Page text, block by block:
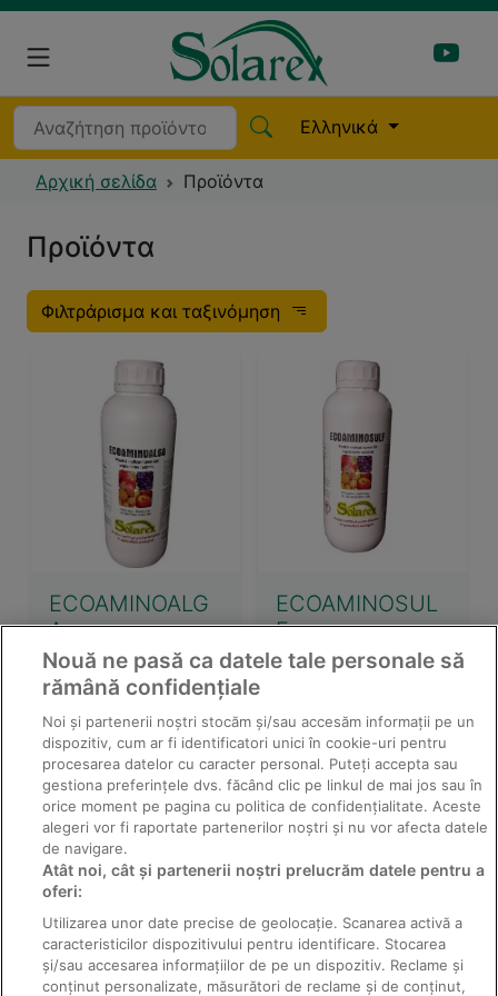
Ελληνικά
Αρχική σελίδα Προϊόντα
Προϊόντα
Φιλτράρισμα και ταξινόμηση
ECOAMINOALG
A
ECOAMINOSUL
F
ECONEMAPLUS
Nouă ne pasă ca datele tale personale să
rămână confidențiale
Noi și partenerii noștri stocăm și/sau accesăm informații pe un
dispozitiv, cum ar fi identificatori unici în cookie-uri pentru
procesarea datelor cu caracter personal. Puteți accepta sau
gestiona preferințele dvs. făcând clic pe linkul de mai jos sau în
orice moment pe pagina cu politica de confidențialitate. Aceste
alegeri vor fi raportate partenerilor noștri și nu vor afecta datele
de navigare.
Atât noi, cât și partenerii noștri prelucrăm datele pentru a
oferi:
Utilizarea unor date precise de geolocație. Scanarea activă a
caracteristicilor dispozitivului pentru identificare. Stocarea
și/sau accesarea informațiilor de pe un dispozitiv. Reclame și
conținut personalizate, măsurători de reclame și de conținut,